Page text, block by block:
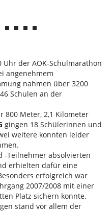
Uhr der AOK-Schulmarathon
angenehmem
nahmen über 3200
Schulen an der
800 Meter, 2,1 Kilometer
gingen 18 Schülerinnen und
weitere konnten leider
-Teilnehmer absolvierten
erhielten dafür eine
erfolgreich war
2007/2008 mit einer
Platz sichern konnte.
stand vor allem der